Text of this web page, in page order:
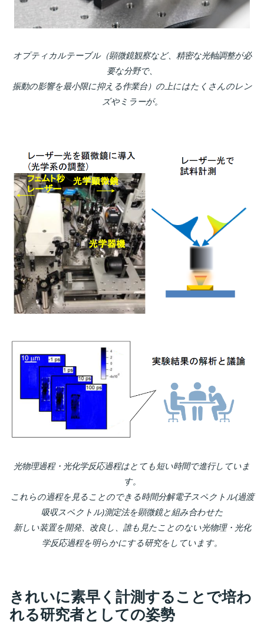
オプティカルテーブル（顕微鏡観察など、精密な光軸調整が必
要な分野で、
振動の影響を最小限に抑える作業台）の上にはたくさんのレン
ズやミラーが。
光物理過程・光化学反応過程はとても短い時間で進行していま
す。
これらの過程を見ることのできる時間分解電子スペクトル(過渡
吸収スペクトル)測定法を顕微鏡と組み合わせた
新しい装置を開発、改良し、誰も見たことのない光物理・光化
学反応過程を明らかにする研究をしています。
きれいに素早く計測することで培わ
れる研究者としての姿勢